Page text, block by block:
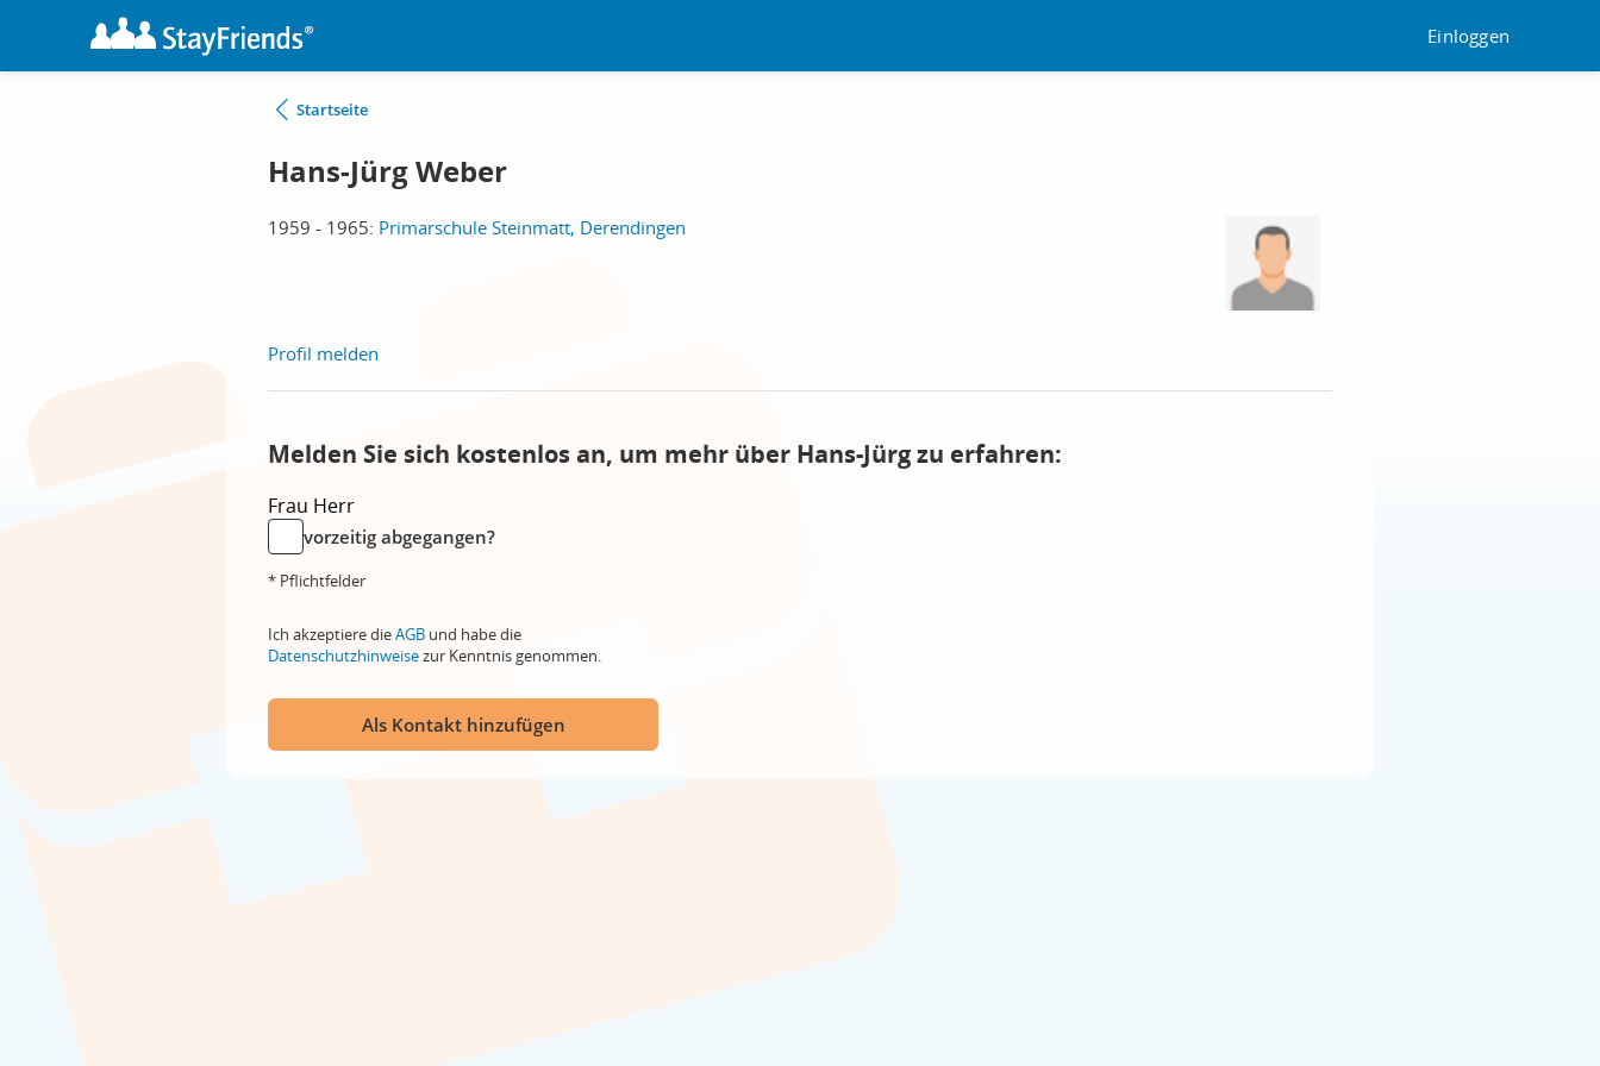
Einloggen
Startseite
Hans-Jürg Weber
1959 - 1965: Primarschule Steinmatt, Derendingen
Profil melden
Melden Sie sich kostenlos an, um mehr über Hans-Jürg zu erfahren:
Frau Herr
vorzeitig abgegangen?
* Pflichtfelder
Ich akzeptiere dieAGB und habe die
Datenschutzhinweisezur Kenntnis genommen.
Als Kontakt hinzufügen